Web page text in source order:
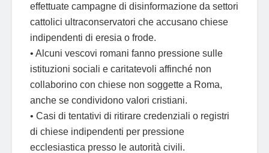
effettuate campagne di disinformazione da settori
cattolici ultraconservatori che accusano chiese
indipendenti di eresia o frode.
• Alcuni vescovi romani fanno pressione sulle
istituzioni sociali e caritatevoli affinché non
collaborino con chiese non soggette a Roma,
anche se condividono valori cristiani.
• Casi di tentativi di ritirare credenziali o registri
di chiese indipendenti per pressione
ecclesiastica presso le autorità civili.